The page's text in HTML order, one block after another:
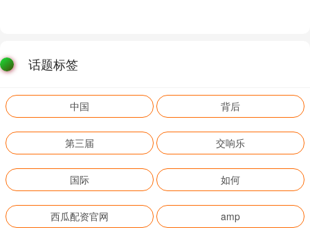
话题标签
中国 背后
第三届 交响乐
国际 如何
西瓜配资官网 amp